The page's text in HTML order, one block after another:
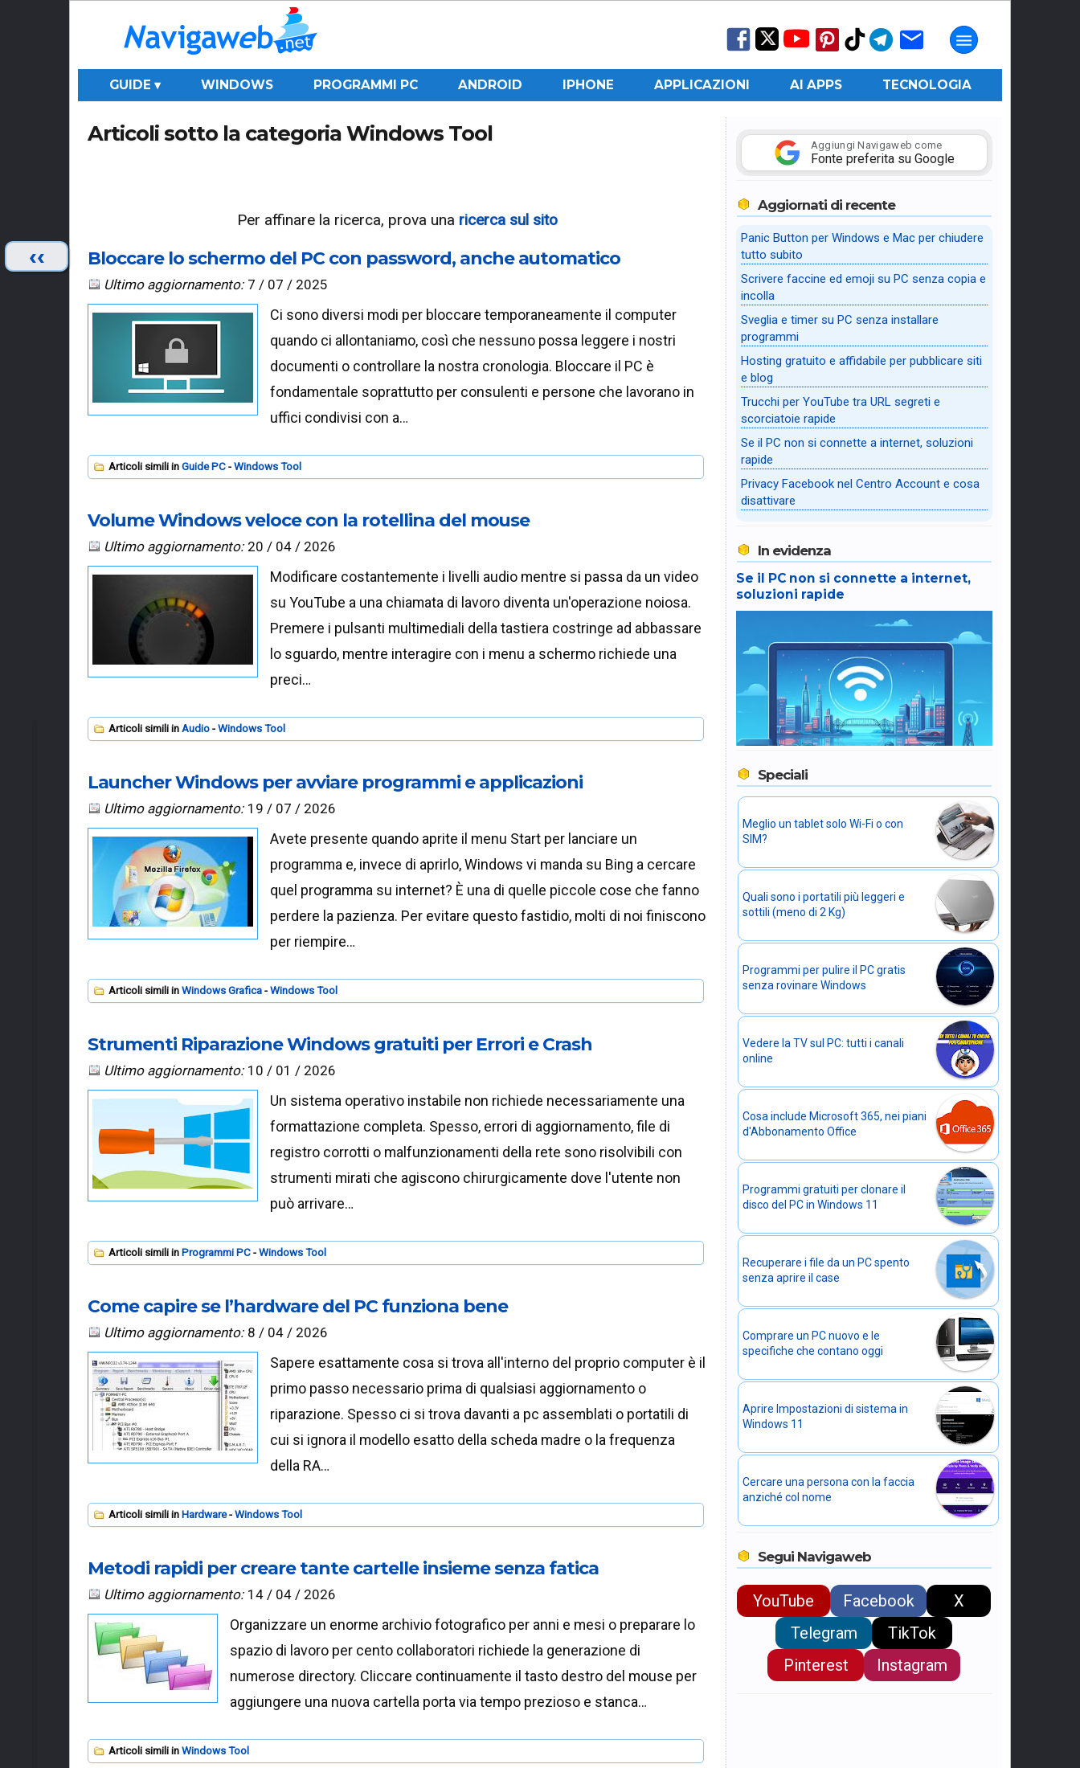
GUIDE ▾ WINDOWS PROGRAMMI PC ANDROID IPHONE APPLICAZIONI AI APPS TECNOLOGIA
Articoli sotto la categoria Windows Tool
Per affinare la ricerca, prova una ricerca sul sito
Bloccare lo schermo del PC con password, anche automatico
Ultimo aggiornamento: 7 / 07 / 2025
Ci sono diversi modi per bloccare temporaneamente il computer
quando ci allontaniamo, così che nessuno possa leggere i nostri
documenti o controllare la nostra cronologia. Bloccare il PC è
fondamentale soprattutto per consulenti e persone che lavorano in
uffici condivisi con a…
Articoli simili in Guide PC Windows Tool
Volume Windows veloce con la rotellina del mouse
Ultimo aggiornamento: 20 / 04 / 2026
Modificare costantemente i livelli audio mentre si passa da un video
su YouTube a una chiamata di lavoro diventa un'operazione noiosa.
Premere i pulsanti multimediali della tastiera costringe ad abbassare
lo sguardo, mentre interagire con i menu a schermo richiede una
preci…
Articoli simili in Audio Windows Tool
Launcher Windows per avviare programmi e applicazioni
Ultimo aggiornamento: 19 / 07 / 2026
Avete presente quando aprite il menu Start per lanciare un
programma e, invece di aprirlo, Windows vi manda su Bing a cercare
quel programma su internet? È una di quelle piccole cose che fanno
perdere la pazienza. Per evitare questo fastidio, molti di noi finiscono
per riempire…
Articoli simili in Windows Grafica Windows Tool
Strumenti Riparazione Windows gratuiti per Errori e Crash
Ultimo aggiornamento: 10 / 01 / 2026
Un sistema operativo instabile non richiede necessariamente una
formattazione completa. Spesso, errori di aggiornamento, file di
registro corrotti o malfunzionamenti della rete sono risolvibili con
strumenti mirati che agiscono chirurgicamente dove l'utente non
può arrivare…
Articoli simili in Programmi PC Windows Tool
Come capire se l’hardware del PC funziona bene
Ultimo aggiornamento: 8 / 04 / 2026
Sapere esattamente cosa si trova all'interno del proprio computer è il
primo passo necessario prima di qualsiasi aggiornamento o
riparazione. Spesso ci si trova davanti a pc assemblati o portatili di
cui si ignora il modello esatto della scheda madre o la frequenza
della RA…
Articoli simili in Hardware Windows Tool
Metodi rapidi per creare tante cartelle insieme senza fatica
Ultimo aggiornamento: 14 / 04 / 2026
Organizzare un enorme archivio fotografico per anni e mesi o preparare lo
spazio di lavoro per cento collaboratori richiede la generazione di
numerose directory. Cliccare continuamente il tasto destro del mouse per
aggiungere una nuova cartella porta via tempo prezioso e stanca…
Articoli simili in Windows Tool
‹‹
Aggiungi Navigaweb come
Fonte preferita su Google
Aggiornati di recente
Panic Button per Windows e Mac per chiudere
tutto subito
Scrivere faccine ed emoji su PC senza copia e
incolla
Sveglia e timer su PC senza installare
programmi
Hosting gratuito e affidabile per pubblicare siti
e blog
Trucchi per YouTube tra URL segreti e
scorciatoie rapide
Se il PC non si connette a internet, soluzioni
rapide
Privacy Facebook nel Centro Account e cosa
disattivare
In evidenza
Se il PC non si connette a internet,
soluzioni rapide
Speciali
Meglio un tablet solo Wi-Fi o con
SIM?
Quali sono i portatili più leggeri e
sottili (meno di 2 Kg)
Programmi per pulire il PC gratis
senza rovinare Windows
Vedere la TV sul PC: tutti i canali
online
Cosa include Microsoft 365, nei piani
d'Abbonamento Office
Programmi gratuiti per clonare il
disco del PC in Windows 11
Recuperare i file da un PC spento
senza aprire il case
Comprare un PC nuovo e le
specifiche che contano oggi
Aprire Impostazioni di sistema in
Windows 11
Cercare una persona con la faccia
anziché col nome
Segui Navigaweb
YouTube Facebook
X
Telegram
TikTok
Pinterest
Instagram